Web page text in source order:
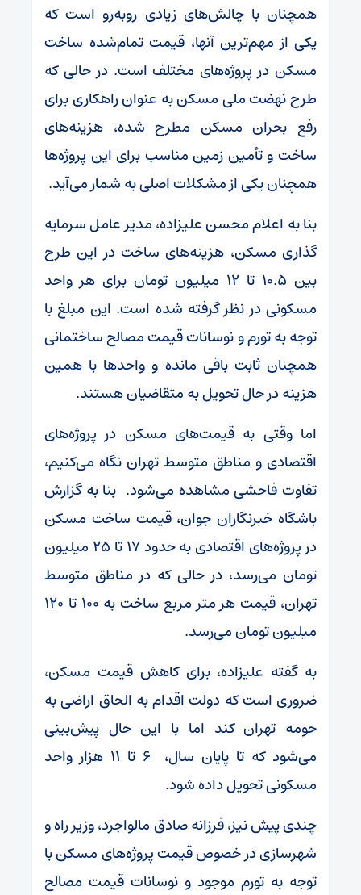
همچنان با چالش‌های زیادی روبه‌رو است که
یکی از مهم‌ترین آنها، قیمت تمام‌شده ساخت
مسکن در پروژه‌های مختلف است. در حالی که
طرح نهضت ملی مسکن به عنوان راهکاری برای
رفع بحران مسکن مطرح شده، هزینه‌های
ساخت و تأمین زمین مناسب برای این پروژه‌ها
همچنان یکی از مشکلات اصلی به شمار می‌آید.
بنا به اعلام محسن علیزاده، مدیر عامل سرمایه
گذاری مسکن، هزینه‌های ساخت در این طرح
بین ۱۰.۵ تا ۱۲ میلیون تومان برای هر واحد
مسکونی در نظر گرفته شده است. این مبلغ با
توجه به تورم و نوسانات قیمت مصالح ساختمانی
همچنان ثابت باقی مانده و واحدها با همین
هزینه در حال تحویل به متقاضیان هستند.
اما وقتی به قیمت‌های مسکن در پروژه‌های
اقتصادی و مناطق متوسط تهران نگاه می‌کنیم،
تفاوت فاحشی مشاهده می‌شود. بنا به گزارش
باشگاه خبرنگاران جوان، قیمت ساخت مسکن
در پروژه‌های اقتصادی به حدود ۱۷ تا ۲۵ میلیون
تومان می‌رسد، در حالی که در مناطق متوسط
تهران، قیمت هر متر مربع ساخت به ۱۰۰ تا ۱۲۰
میلیون تومان می‌رسد.
به گفته علیزاده، برای کاهش قیمت مسکن،
ضروری است که دولت اقدام به الحاق اراضی به
حومه تهران کند اما با این حال پیش‌بینی
می‌شود که تا پایان سال، ۶ تا ۱۱ هزار واحد
مسکونی تحویل داده شود.
چندی پیش نیز، فرزانه صادق مالواجرد، وزیر راه و
شهرسازی در خصوص قیمت پروژه‌های مسکن با
توجه به تورم موجود و نوسانات قیمت مصالح